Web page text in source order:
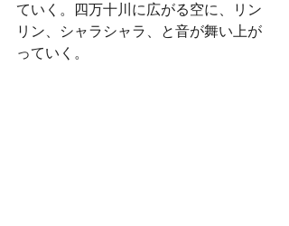
ていく。四万十川に広がる空に、リン
リン、シャラシャラ、と音が舞い上が
っていく。